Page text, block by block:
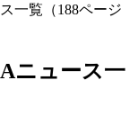
一覧（188ページ
ニュース一